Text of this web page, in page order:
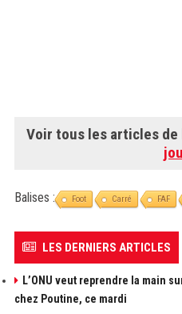
Voir tous les articles de
Balises : Foot Carré FAF
LES DERNIERS ARTICLES
L’ONU veut reprendre la main
chez Poutine, ce mardi